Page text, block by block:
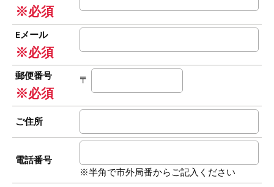
※必須
Eメール
※必須
郵便番号
※必須
〒
ご住所
電話番号
※半角で市外局番からご記入ください